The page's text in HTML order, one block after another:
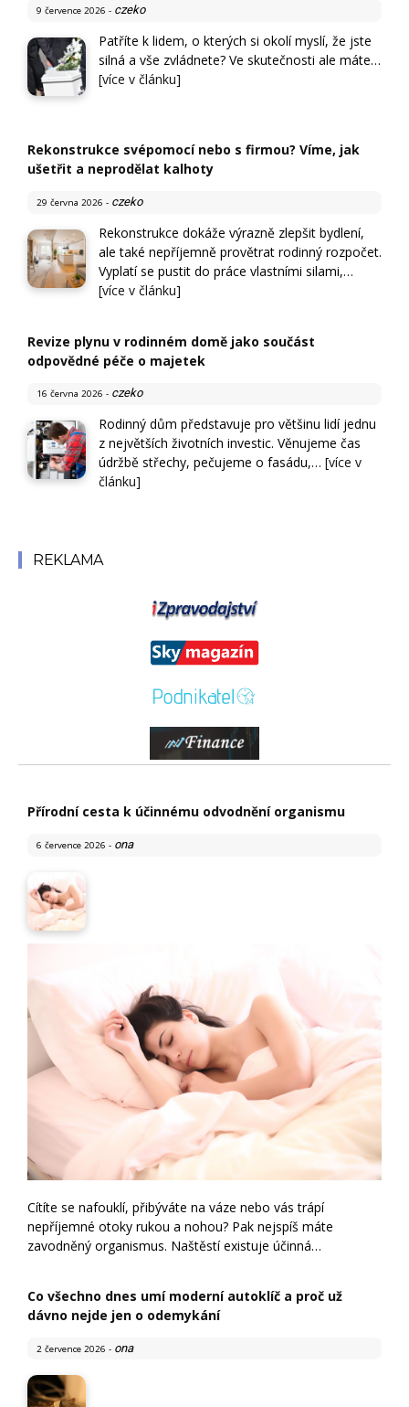
9 července 2026 - czeko
Patříte k lidem, o kterých si okolí myslí, že jste
silná a vše zvládnete? Ve skutečnosti ale máte…
[více v článku]
Rekonstrukce svépomocí nebo s firmou? Víme, jak
ušetřit a neprodělat kalhoty
29 června 2026 - czeko
Rekonstrukce dokáže výrazně zlepšit bydlení,
ale také nepříjemně provětrat rodinný rozpočet.
Vyplatí se pustit do práce vlastními silami,…
[více v článku]
Revize plynu v rodinném domě jako součást
odpovědné péče o majetek
16 června 2026 - czeko
Rodinný dům představuje pro většinu lidí jednu
z největších životních investic. Věnujeme čas
údržbě střechy, pečujeme o fasádu,… [více v
článku]
REKLAMA
Přírodní cesta k účinnému odvodnění organismu
6 července 2026 - ona
Cítíte se nafouklí, přibýváte na váze nebo vás trápí
nepříjemné otoky rukou a nohou? Pak nejspíš máte
zavodněný organismus. Naštěstí existuje účinná…
Co všechno dnes umí moderní autoklíč a proč už
dávno nejde jen o odemykání
2 července 2026 - ona